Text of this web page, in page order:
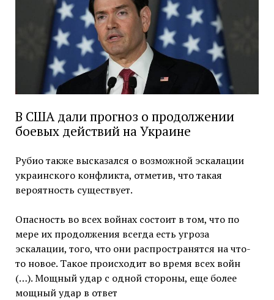
В США дали прогноз о продолжении
боевых действий на Украине
Рубио также высказался о возможной эскалации
украинского конфликта, отметив, что такая
вероятность существует.
Опасность во всех войнах состоит в том, что по
мере их продолжения всегда есть угроза
эскалации, того, что они распространятся на что-
то новое. Такое происходит во время всех войн
(…). Мощный удар с одной стороны, еще более
мощный удар в ответ